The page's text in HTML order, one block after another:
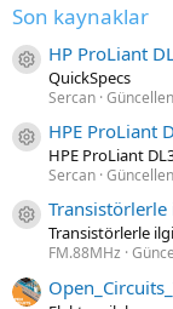
Son kaynaklar
Kaynak ikon/
HP ProLiant
QuickSpecs
Sercan
Kaynak ikon/
HPE ProLiant
HPE ProLiant
Sercan
Kaynak ikon/
Transistörlerle
FM.88MHz